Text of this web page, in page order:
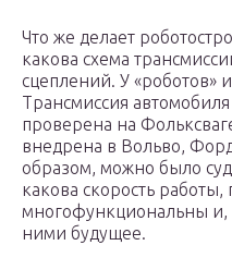
Что же делает
какова схема
сцеплений. У «роботов»
Трансмиссия
проверена на
внедрена в Вольво,
образом, можно было
какова скорость
многофункциональны
ними будущее.